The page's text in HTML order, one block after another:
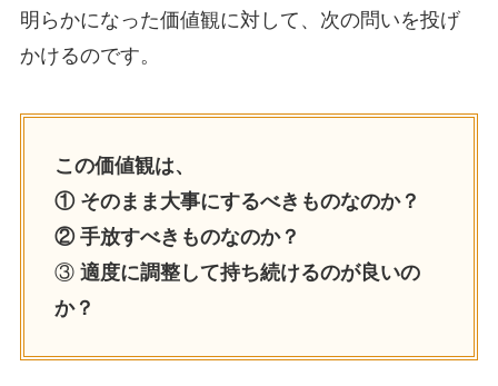
明らかになった価値観に対して、次の問いを投げ
かけるのです。
この価値観は、
① そのまま大事にするべきものなのか？
② 手放すべきものなのか？
③ 適度に調整して持ち続けるのが良いの
か？